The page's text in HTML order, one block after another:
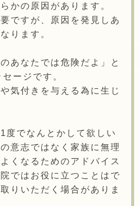
かの原因があります。
ですが、原因を発見しあ
ります。
あなたでは危険だよ」と
ージです。
気付きを与える為に生じ
度でなんとかして欲しい
意志ではなく家族に無理
くなるためのアドバイス
ではお役に立つことはで
りいただく場合がありま